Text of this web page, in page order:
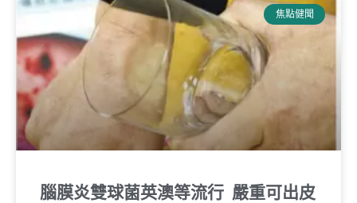
焦點健聞
腦膜炎雙球菌英澳等流行 嚴重可出皮